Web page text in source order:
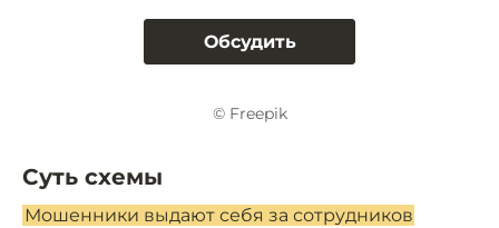
Обсудить
© Freepik
Суть схемы
Мошенники выдают себя за сотрудников